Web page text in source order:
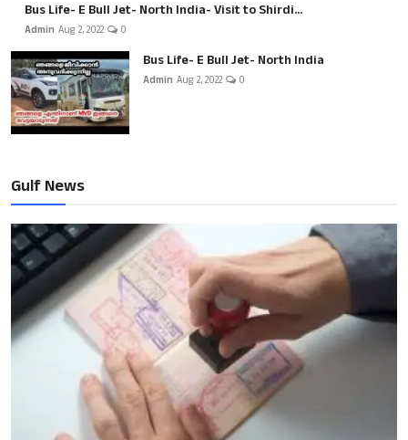
Bus Life- E Bull Jet- North India- Visit to Shirdi...
Admin Aug 2, 2022 0
Bus Life- E Bull Jet- North India
Admin Aug 2, 2022 0
Gulf News